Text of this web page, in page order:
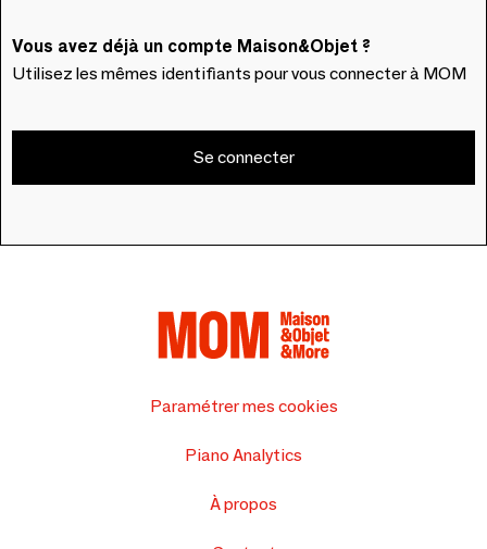
Vous avez déjà un compte Maison&Objet ?
Utilisez les mêmes identifiants pour vous connecter à MOM
Se connecter
Paramétrer mes cookies
Piano Analytics
À propos